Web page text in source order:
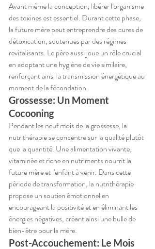
Avant même la conception, libérer l'organisme
des toxines est essentiel. Durant cette phase,
la future mère peut entreprendre des cures de
détoxication, soutenues par des régimes
revitalisants. Le père aussi joue un rôle crucial
en adoptant une hygiène de vie similaire,
renforçant ainsi la transmission énergétique au
moment de la fécondation.
Grossesse: Un Moment
Cocooning
Pendant les neuf mois de la grossesse, la
nutrithérapie se concentre sur la qualité plutôt
que la quantité. Une alimentation vivante,
vitaminée et riche en nutriments nourrit la
future mère et l'enfant à venir. Dans cette
période de transformation, la nutrithérapie
propose un soutien émotionnel en
encourageant la positivité et en éliminant les
énergies négatives, créant ainsi une bulle de
bien-être pour la mère.
Post-Accouchement: Le Mois